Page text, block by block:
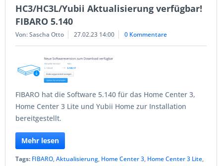
HC3/HC3L/Yubii Aktualisierung verfügbar!
FIBARO 5.140
Von: Sascha Otto 27.02.23 14:00 0 Kommentare
FIBARO hat die Software 5.140 für das Home Center 3,
Home Center 3 Lite und Yubii Home zur Installation
bereitgestellt.
Mehr lesen
Tags: FIBARO,Aktualisierung, Home Center 3, Home Center 3 Lite,